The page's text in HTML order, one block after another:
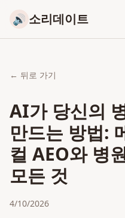
🔊 소리데이트
← 뒤로 가기
AI가 당신의
만드는 방법:
컬 AEO와 병
모든 것
4/10/2026